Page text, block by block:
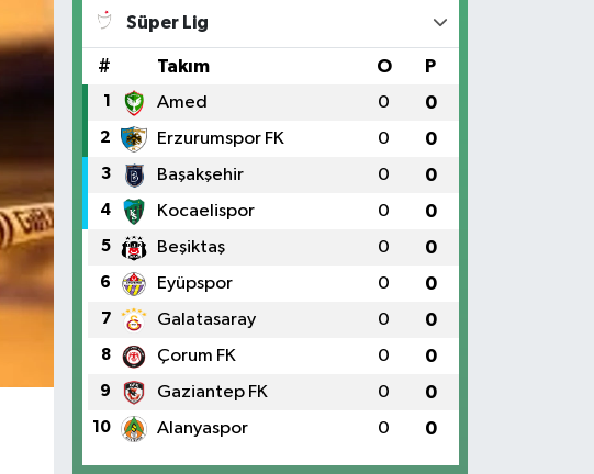
Süper Lig
# Takım O P
1 Amed 0 0
2 Erzurumspor FK 0 0
3 Başakşehir 0 0
4 Kocaelispor 0 0
5 Beşiktaş 0 0
6 Eyüpspor 0 0
7 Galatasaray 0 0
8 Çorum FK 0 0
9 Gaziantep FK 0 0
10 Alanyaspor 0 0